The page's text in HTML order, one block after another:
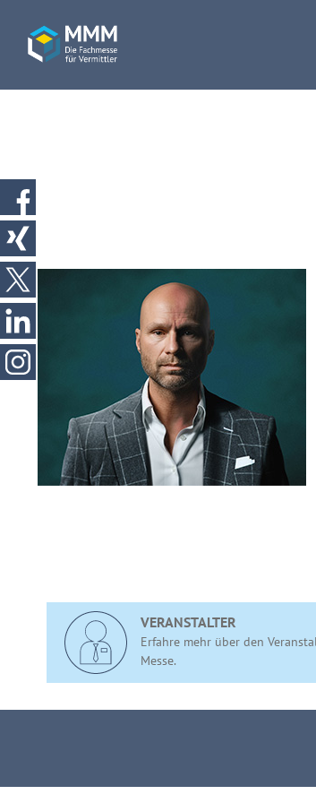
VERANSTALTER
Erfahre mehr über den
Messe.